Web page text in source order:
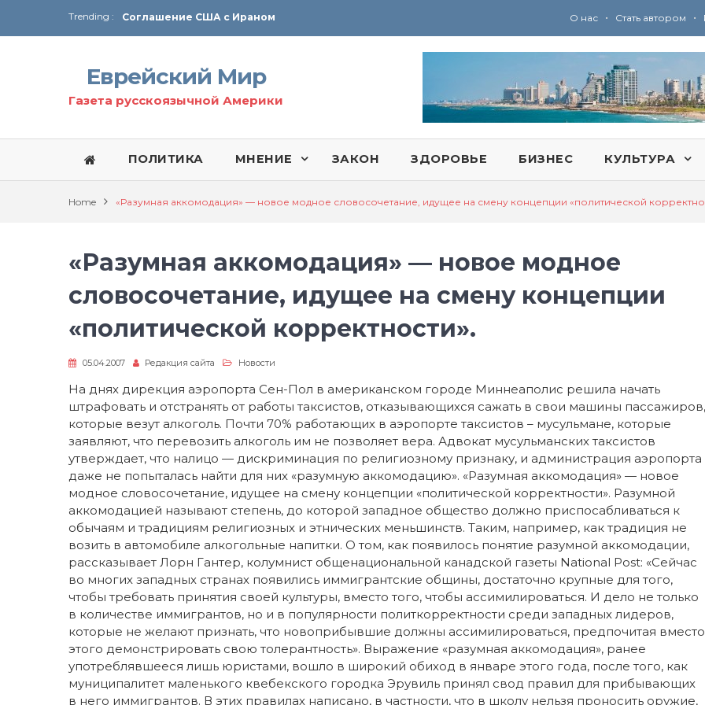
Trending :
Соглашение США с Ираном
Технология Революции в Иране
Ю
ридические услуги адвокатской коллегии «Эли Гервиц»: полное сопровождение на всех этапах
От Ирана до Ливана и Газы
О нас • Стать автором •
Еврейский Мир
Газета русскоязычной Америки
ПОЛИТИКА МНЕНИЕ ЗАКОН ЗДОРОВЬЕ БИЗНЕС КУЛЬТУРА
Home «Разумная аккомодация» — новое модное словосочетание, идущее на смену концепции «политической
«Разумная аккомодация» — новое модное
словосочетание, идущее на смену концепции
«политической корректности».
05.04.2007 Редакция сайта Новости
На днях дирекция аэропорта Сен-Пол в американском городе Миннеаполис решила начать
штрафовать и отстранять от работы таксистов, отказывающихся сажать в свои машины пассажиров,
которые везут алкоголь. Почти 70% работающих в аэропорте таксистов – мусульмане, которые
заявляют, что перевозить алкоголь им не позволяет вера. Адвокат мусульманских таксистов
утверждает, что налицо — дискриминация по религиозному признаку, и администрация аэропорта
даже не попыталась найти для них «разумную аккомодацию». «Разумная аккомодация» — новое
модное словосочетание, идущее на смену концепции «политической корректности». Разумной
аккомодацией называют степень, до которой западное общество должно приспосабливаться к
обычаям и традициям религиозных и этнических меньшинств. Таким, например, как традиция не
возить в автомобиле алкогольные напитки. О том, как появилось понятие разумной аккомодации,
рассказывает Лорн Гантер, колумнист общенациональной канадской газеты National Post: «Сейчас
во многих западных странах появились иммигрантские общины, достаточно крупные для того,
чтобы требовать принятия своей культуры, вместо того, чтобы ассимилироваться. И дело не только
в количестве иммигрантов, но и в популярности политкорректности среди западных лидеров,
которые не желают признать, что новоприбывшие должны ассимилироваться, предпочитая вместо
этого демонстрировать свою толерантность». Выражение «разумная аккомодация», ранее
употреблявшееся лишь юристами, вошло в широкий обиход в январе этого года, после того, как
муниципалитет маленького квебекского городка Эрувиль принял свод правил для прибывающих
в него иммигрантов. В этих правилах написано, в частности, что в школу нельзя проносить оружие,